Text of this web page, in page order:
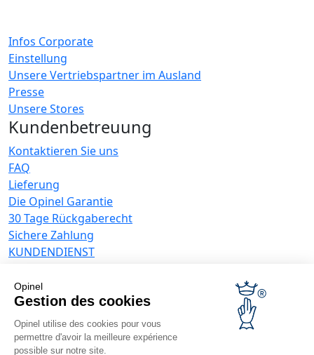
Opinel
Gestion des cookies
Opinel utilise des cookies pour vous
permettre d'avoir la meilleure expérience
possible sur notre site.
Infos Corporate
Einstellung
Unsere Vertriebspartner im Ausland
Presse
Unsere Stores
Kundenbetreuung
Kontaktieren Sie uns
FAQ
Lieferung
Die Opinel Garantie
30 Tage Rückgaberecht
Sichere Zahlung
KUNDENDIENST
Datenschutzrichtlinie
Angebote für Unternehmen
Werbegeschenke
Gastronome